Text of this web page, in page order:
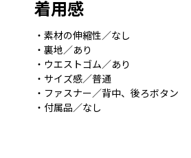
着用感
・素材の伸縮性／なし
・裏地／あり
・ウエストゴム／あり
・サイズ感／普通
・ファスナー／背中、後ろボタン
・付属品／なし